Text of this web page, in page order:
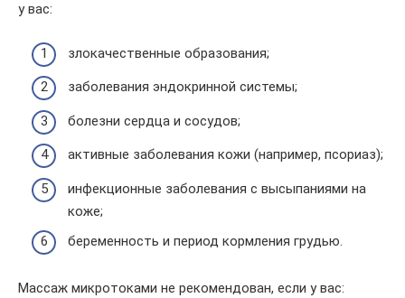
у вас:
злокачественные образования;
заболевания эндокринной системы;
болезни сердца и сосудов;
активные заболевания кожи (например, псориаз);
инфекционные заболевания с высыпаниями на
коже;
беременность и период кормления грудью.
Массаж микротоками не рекомендован, если у вас: